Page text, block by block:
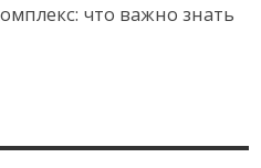
что важно знать